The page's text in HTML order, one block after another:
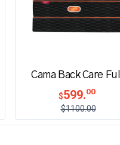
Cama Back Care
$599.00
$1100.00